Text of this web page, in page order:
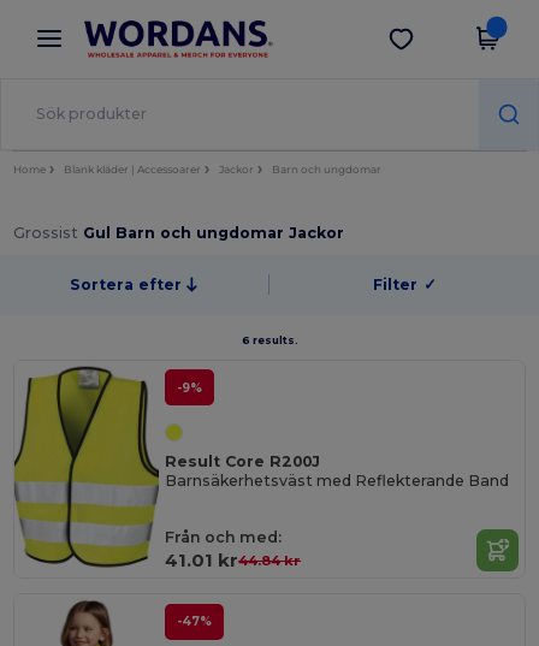
× Wordans-app
Bättre priser i appen!
Hämta app
Home Blank kläder | Accessoarer Jackor Barn och ungdomar
Grossist Gul Barn och ungdomar Jackor
Sortera efter Filter ✓
6 results.
-9%
Result Core R200J
Barnsäkerhetsväst med Reflekterande Band
Från och med:
41.01 kr44.84 kr
-47%